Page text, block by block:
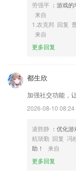
密的社交网络关系
6,是不是翻开书就想睡
识点讲解，让你在排队
货就够了。
1.■你给平安家校多一点
2.·可以进入交互式课
3.家长实时清晰浏览
食谱、班级动态、孩子
4.海量高质量学习资源
燥，建立自主学习的乐趣
5.【照片涂鸦】亲子时
劳强平 ：游戏
来自
1.农克邦 回复
来自
更多回复
都生欣
加强社交功能，
2026-08-10 08:24
凌胜静 ：优化
杭琰勤 回复 冯
助！
来自
更多回复